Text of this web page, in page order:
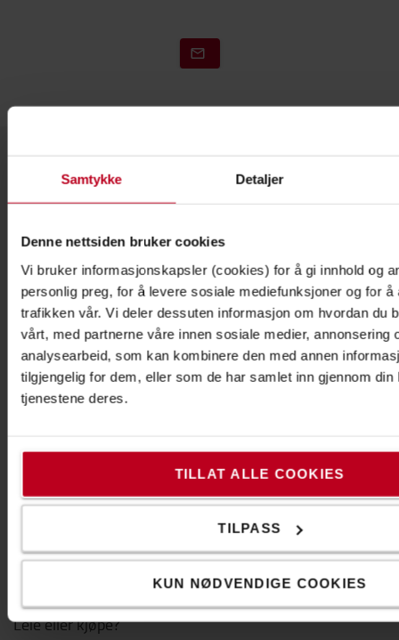
Samtykke Detaljer
Denne nettsiden bruker cookies
Vi bruker informasjonskapsler (cookies) for å gi innhold og
personlig preg, for å levere sosiale mediefunksjoner og for å
trafikken vår. Vi deler dessuten informasjon om hvordan du
vårt, med partnerne våre innen sosiale medier, annonsering
analysearbeid, som kan kombinere den med annen
tilgjengelig for dem, eller som de har samlet inn gjennom din
tjenestene deres.
TILLAT ALLE COOKIES
TILPASS
KUN NØDVENDIGE COOKIES
Om Toyota
Hvorfor velge Toyota
PR og Nyheter
Toyota Service Concept
Toyota Production System
The Toyota Way
Jobb i Toyota
Nyttige lenker
Leie eller kjøpe?